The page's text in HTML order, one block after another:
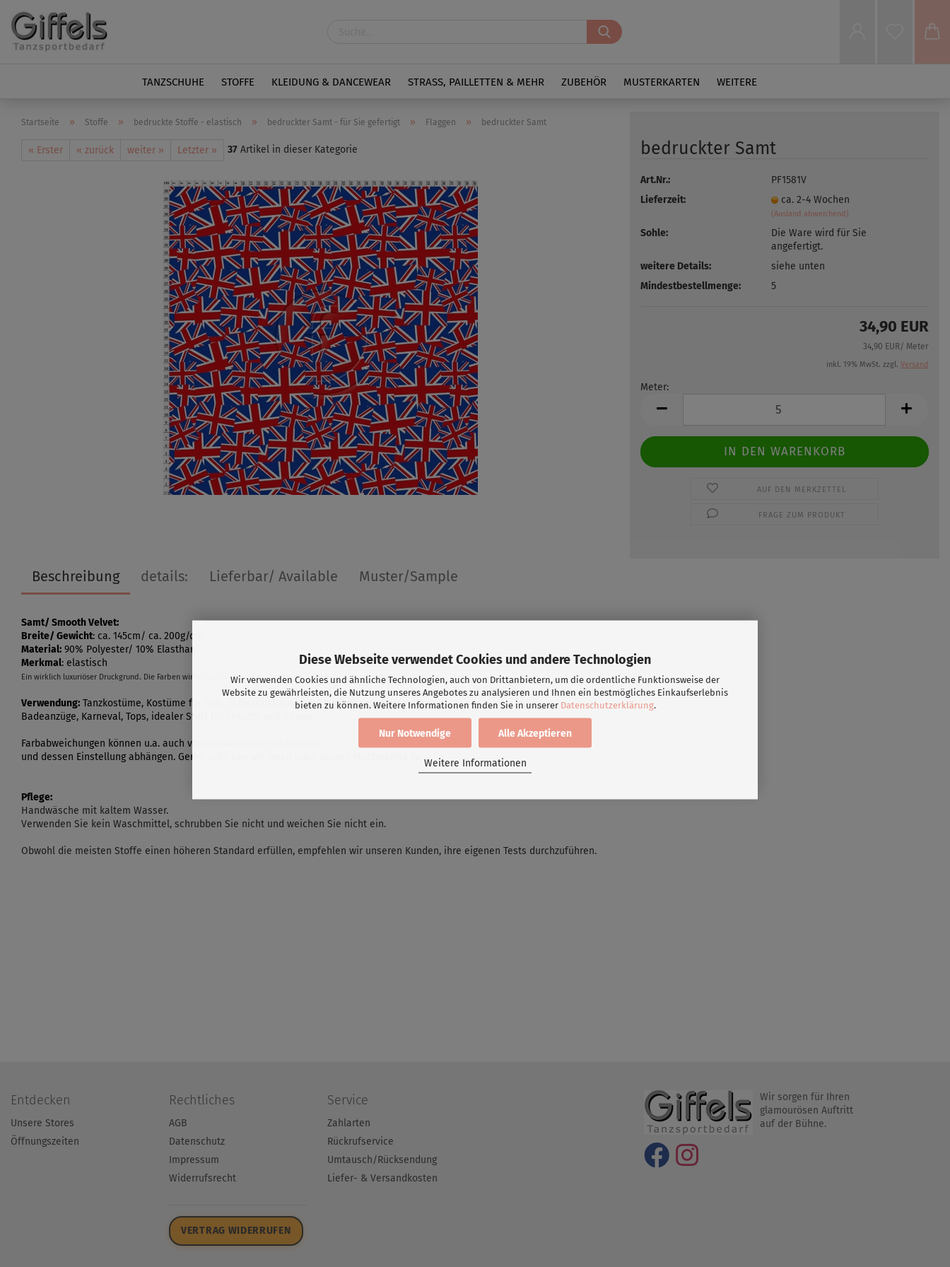
Diese Webseite verwendet Cookies und andere Technologien
Wir verwenden Cookies und ähnliche Technologien, auch von Drittanbietern, um die ordentliche Funktionsweise der
Website zu gewährleisten, die Nutzung unseres Angebotes zu analysieren und Ihnen ein bestmögliches Einkaufserlebnis
bieten zu können. Weitere Informationen finden Sie in unserer Datenschutzerklärung.
Alle Akzeptieren
Nur Notwendige
Weitere Informationen
TANZSCHUHE STOFFE KLEIDUNG & DANCEWEAR STRASS, PAILLETTEN & MEHR ZUBEHÖR MUSTERKARTEN WEITERE
Startseite » Stoffe » bedruckte Stoffe - elastisch » bedruckter Samt - für Sie gefertigt » Flaggen » bedruckter Samt
« Erster « zurück weiter » Letzter » 37 Artikel in dieser Kategorie bedruckter Samt
Art.Nr.:
PF1581V
Lieferzeit:
ca. 2-4 Wochen
(Ausland abweichend)
Sohle:
Die Ware wird für Sie
angefertigt.
weitere Details:
siehe unten
Mindestbestellmenge:
5
34,90 EUR
34,90 EUR/ Meter
inkl. 19% MwSt. zzgl. Versand
Meter:
Meter
AUF DEN MERKZETTEL
FRAGE ZUM PRODUKT
Beschreibung details: Lieferbar/ Available Muster/Sample
Samt/ Smooth Velvet:
Breite/ Gewicht: ca. 145cm/ ca. 200g/qm
Material: 90% Polyester/ 10% Elasthan
Merkmal: elastisch
Ein wirklich luxuriöser Druckgrund. Die Farben wirken tiefer und satter. Der glatte Samt fühlt sich toll auf der Haut an.
Verwendung: Tanzkostüme, Kostüme für Roll- & Eiskunstlauf,Badekleidung, Sportkleidung,
Badeanzüge, Karneval, Tops, idealer Stoff für Theater und Shows
Farbabweichungen können u.a. auch vom verwendeten Bildschirm
und dessen Einstellung abhängen. Gerne schicken wir Ihnen auch unsere Musterkarte zu.
Pflege:
Handwäsche mit kaltem Wasser.
Verwenden Sie kein Waschmittel, schrubben Sie nicht und weichen Sie nicht ein.
Obwohl die meisten Stoffe einen höheren Standard erfüllen, empfehlen wir unseren Kunden, ihre eigenen Tests durchzuführen.
Entdecken
Unsere Stores
Öffnungszeiten
Rechtliches
AGB
Datenschutz
Impressum
Widerrufsrecht
VERTRAG WIDERRUFEN
Service
Zahlarten
Rückrufservice
Umtausch/Rücksendung
Liefer- & Versandkosten
Wir sorgen für Ihren
glamourösen Auftritt
auf der Bühne.